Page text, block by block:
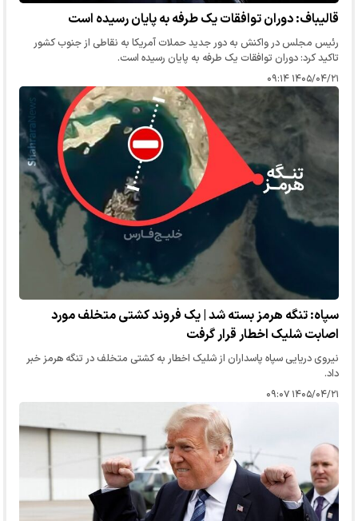
قالیباف: دوران توافقات یک طرفه به پایان رسیده است
رئیس مجلس در واکنش به دور جدید حملات آمریکا به نقاطی از جنوب کشور
تاکید کرد: دوران توافقات یک طرفه به پایان رسیده است.
۱۴۰۵/۰۴/۲۱ ۰۹:۱۴
سپاه: تنگه هرمز بسته شد | یک فروند کشتی متخلف مورد
اصابت شلیک اخطار قرار گرفت
نیروی دریایی سپاه پاسداران از شلیک‌ اخطار به کشتی متخلف در تنگه هرمز خبر
داد.
۱۴۰۵/۰۴/۲۱ ۰۹:۰۷